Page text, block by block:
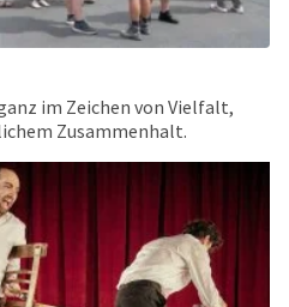
im Zeichen von Vielfalt,
Zusammenhalt.